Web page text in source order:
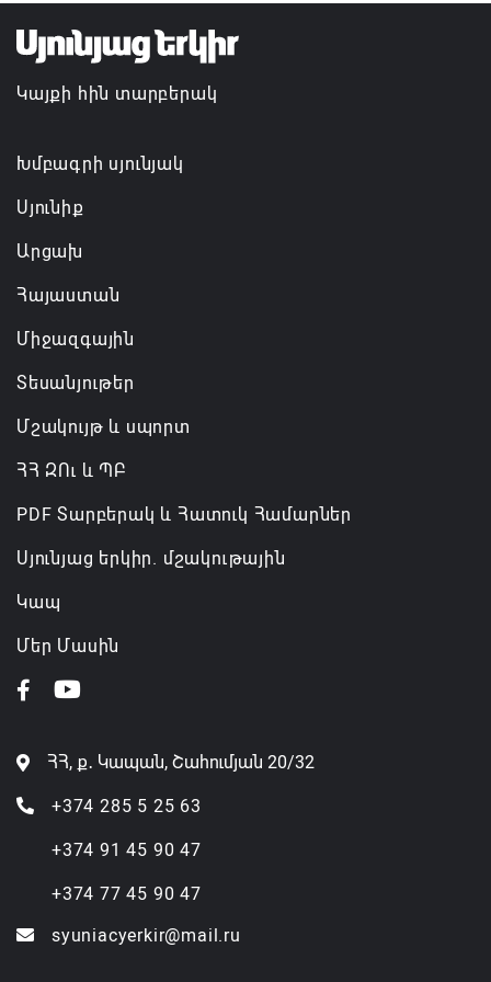
նախաձեռնությամբ ճանապարհաշինական
մեծածավալ աշխատանքներ՝ գյուղական
բնակավայրերում
Կայքի հին տարբերակ
Խմբագրի սյունյակ
Սյունիք
Արցախ
Հայաստան
Միջազգային
Տեսանյութեր
Մշակույթ և սպորտ
ՀՀ ԶՈւ և ՊԲ
PDF Տարբերակ և Հատուկ Համարներ
Սյունյաց երկիր. մշակութային
Կապ
Մեր Մասին
ՀՀ, ք․ Կապան, Շահումյան 20/32
+374 285 5 25 63
+374 91 45 90 47
+374 77 45 90 47
syuniacyerkir@mail.ru